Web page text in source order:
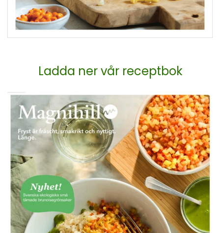
Ladda ner vår receptbok